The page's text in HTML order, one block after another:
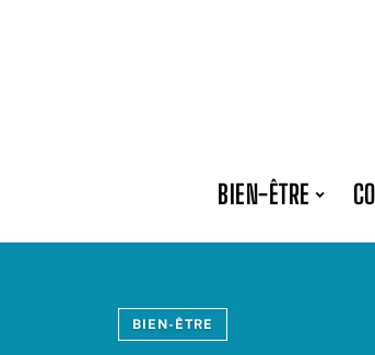
BIEN-ÊTRE
BIEN-ÊTRE